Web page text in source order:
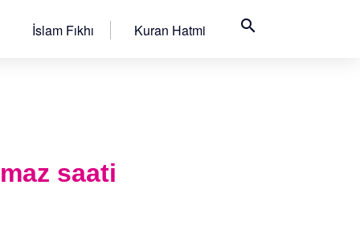
İslam Fıkhı Kuran Hatmi search
saati